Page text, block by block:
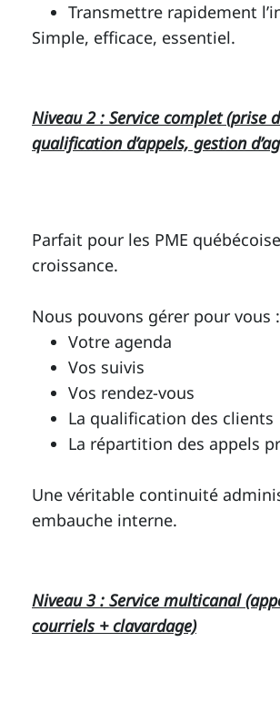
Transmettre rapidement
Simple, efficace, essentiel.
Niveau 2 : Service complet (prise
qualification d’appels, gestion
Parfait pour les PME
croissance.
Nous pouvons gérer pour vous :
Votre agenda
Vos suivis
Vos rendez-vous
La qualification des clients
La répartition des appels
Une véritable continuité
embauche interne.
Niveau 3 : Service multicanal
courriels + clavardage)